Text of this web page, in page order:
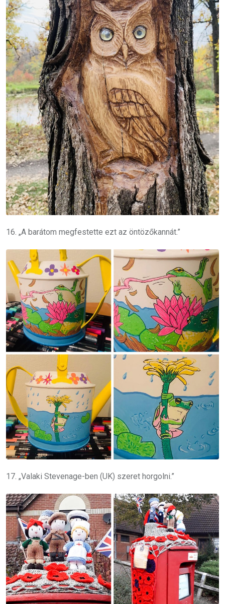
16. „A barátom megfestette ezt az öntözőkannát.”
17. „Valaki Stevenage-ben (UK) szeret horgolni.”